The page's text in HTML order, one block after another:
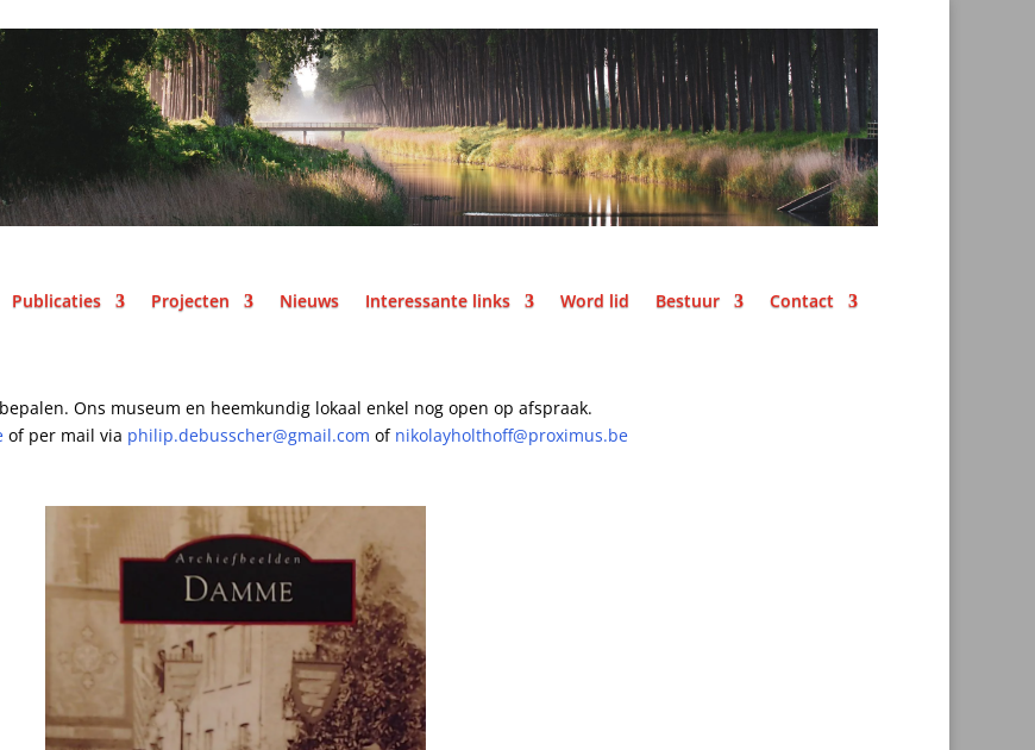
Publicaties Projecten Nieuws Interessante links Word lid Bestuur Contact
Ons museum en heemkundig lokaal enkel nog open op afspraak.
of per mail via philip.debusscher@gmail.com of nikolayholthoff@proximus.be